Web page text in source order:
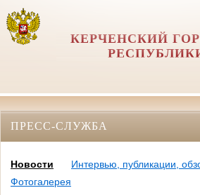
КЕРЧЕНСКИЙ
ПРЕСС-СЛУЖБА
Новости
Интервью, публикации,
Фотогалерея